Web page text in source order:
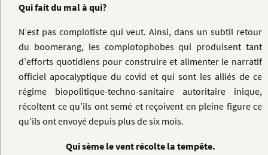
Qui fait du mal à qui?
N’est pas complotiste qui veut. Ainsi, dans un subtil retour
du boomerang, les complotophobes qui produisent tant
d’efforts quotidiens pour construire et alimenter le narratif
officiel apocalyptique du covid et qui sont les alliés de ce
régime biopolitique-techno-sanitaire autoritaire inique,
récoltent ce qu’ils ont semé et reçoivent en pleine figure ce
qu’ils ont envoyé depuis plus de six mois.
Qui sème le vent récolte la tempête.